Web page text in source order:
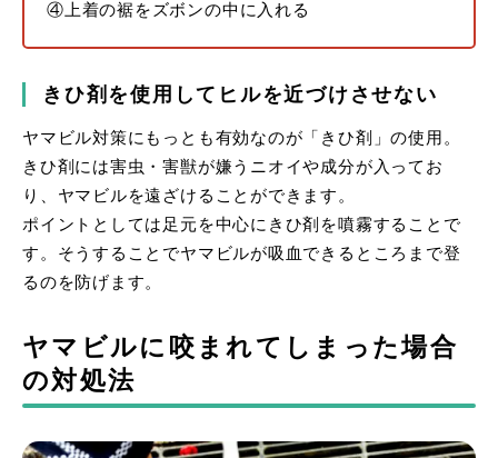
④上着の裾をズボンの中に入れる
きひ剤を使用してヒルを近づけさせない
ヤマビル対策にもっとも有効なのが「きひ剤」の使用。
きひ剤には害虫・害獣が嫌うニオイや成分が入ってお
り、ヤマビルを遠ざけることができます。
ポイントとしては足元を中心にきひ剤を噴霧することで
す。そうすることでヤマビルが吸血できるところまで登
るのを防げます。
ヤマビルに咬まれてしまった場合
の対処法